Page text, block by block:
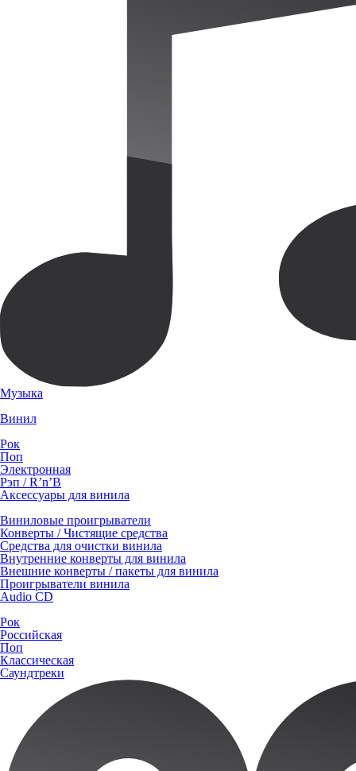
Музыка
Винил
Рок
Поп
Электронная
Рэп / R’n’B
Аксессуары для винила
Виниловые проигрыватели
Конверты / Чистящие средства
Средства для очистки винила
Внутренние конверты для винила
Внешние конверты / пакеты для винила
Проигрыватели винила
Audio CD
Рок
Российская
Поп
Классическая
Саундтреки